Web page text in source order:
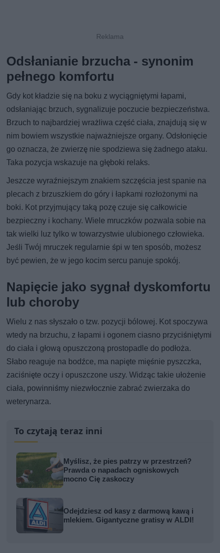
Odsłanianie brzucha - synonim
pełnego komfortu
Gdy kot kładzie się na boku z wyciągniętymi łapami,
odsłaniając brzuch, sygnalizuje poczucie bezpieczeństwa.
Brzuch to najbardziej wrażliwa część ciała, znajdują się w
nim bowiem wszystkie najważniejsze organy. Odsłonięcie
go oznacza, że zwierzę nie spodziewa się żadnego ataku.
Taka pozycja wskazuje na głęboki relaks.
Jeszcze wyraźniejszym znakiem szczęścia jest spanie na
plecach z brzuszkiem do góry i łapkami rozłożonymi na
boki. Kot przyjmujący taką pozę czuje się całkowicie
bezpieczny i kochany. Wiele mruczków pozwala sobie na
tak wielki luz tylko w towarzystwie ulubionego człowieka.
Jeśli Twój mruczek regularnie śpi w ten sposób, możesz
być pewien, że w jego kocim sercu panuje spokój.
Napięcie jako sygnał dyskomfortu
lub choroby
Wielu z nas słyszało o tzw. pozycji bólowej. Kot spoczywa
wtedy na brzuchu, z łapami i ogonem ciasno przyciśniętymi
do ciała i głową opuszczoną prostopadle do podłoża.
Słabo reaguje na bodźce, ma napięte mięśnie pyszczka,
zaciśnięte oczy i opuszczone uszy. Widząc takie ułożenie
ciała, powinniśmy niezwłocznie zabrać zwierzaka do
weterynarza.
To czytają teraz inni
Myślisz, że pies patrzy w przestrzeń?
Prawda o napadach ogniskowych
mocno Cię zaskoczy
Odejdziesz od kasy z darmową kawą i
mlekiem. Gigantyczne gratisy w ALDI!